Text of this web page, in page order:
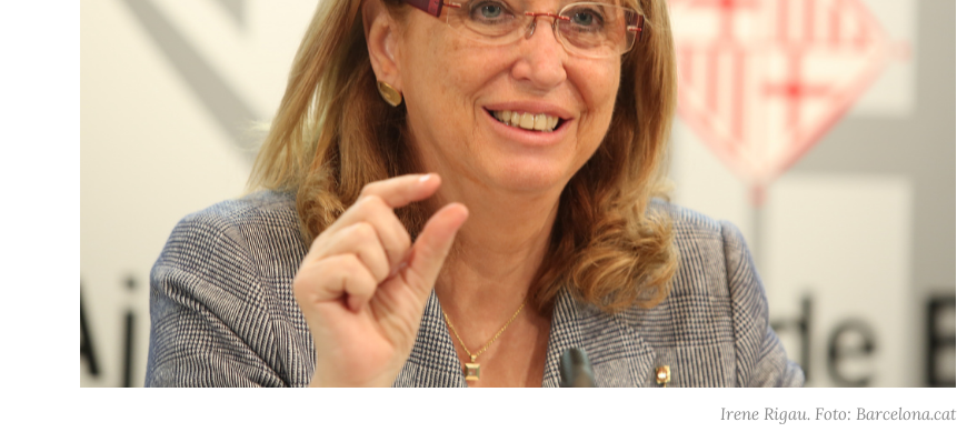
Irene Rigau. Foto: Barcelona.cat